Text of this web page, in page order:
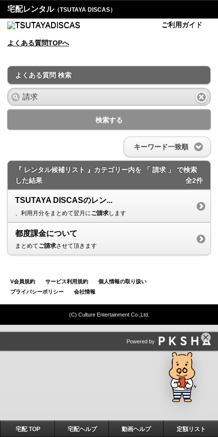
宅配レンタル（TSUTAYA DISCAS）
ご利用ガイド
よくある質問TOPへ
よくある質問 検索
検索する
キーワード一致順
『 レンタル候補リスト 』カテゴリー内を 「 請求 」 で検索
した結果
全2件
TSUTAYA DISCASのレン...
、利用月分をまとめて翌月にご請求します
都度課金について
まとめてご請求させて頂きます
V会員規約 サービス利用規約
個人情報の取り扱い
プライバシーポリシー
会社情報
(C) Culture Entertainment Co.,Ltd.
宅配 TOP 宅配ヘルプ 動画ヘルプ 定額リスト
Powered by